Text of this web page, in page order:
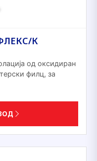
К
од оксидиран
филц, за